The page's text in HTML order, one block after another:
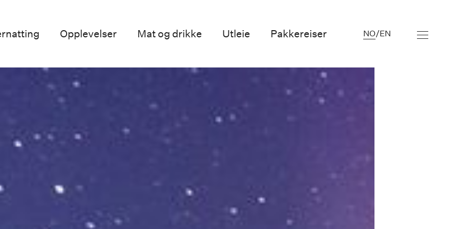
Opplevelser Mat og drikke Utleie Pakkereiser NO/EN